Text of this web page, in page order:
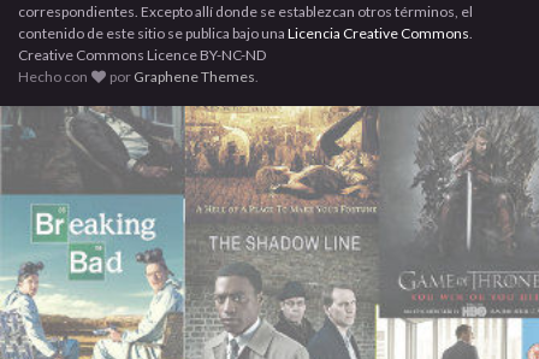
correspondientes. Excepto allí donde se establezcan otros términos, el
contenido de este sitio se publica bajo una Licencia Creative Commons
Creative Commons Licence BY-NC-ND
Hecho con
por Graphene Themes